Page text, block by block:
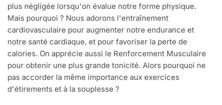
plus négligée lorsqu'on évalue notre forme physique.
Mais pourquoi ? Nous adorons l'entraînement
cardiovasculaire pour augmenter notre endurance et
notre santé cardiaque, et pour favoriser la perte de
calories. On apprécie aussi le Renforcement Musculaire
pour obtenir une plus grande tonicité. Alors pourquoi ne
pas accorder la même importance aux exercices
d'étirements et à la souplesse ?